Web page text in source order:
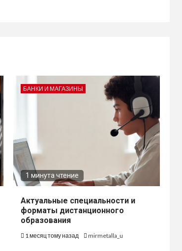
БАНКИ И МАГАЗИНЫ
1 минута чтение
Актуальные специальности и
форматы дистанционного
образования
1 месяц тому назад mirmetalla_u